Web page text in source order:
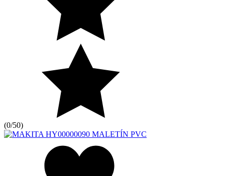
(0/50)